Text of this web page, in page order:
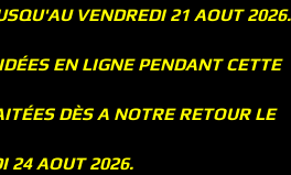
VENDREDI 21 AOUT 2026.
EN LIGNE PENDANT CETTE
DÈS A NOTRE RETOUR LE
24 AOUT 2026.